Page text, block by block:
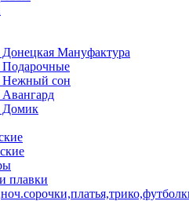
Мануфактура
Нежный сон
Домик
плавки